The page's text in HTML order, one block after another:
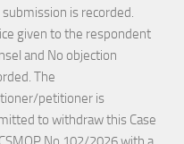
submission is recorded.
given to the respondent
and No objection
The
petitioner is
to withdraw this Case